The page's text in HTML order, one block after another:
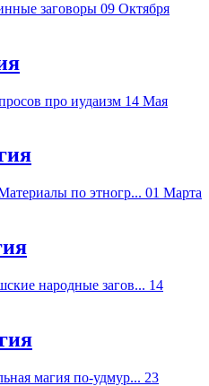
заговоры 09 Октября
про иудаизм 14 Мая
по этногр... 01 Марта
народные загов... 14
магия по-удмур... 23